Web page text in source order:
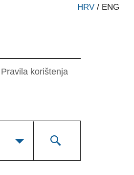
HRV / ENG
Pravila korištenja